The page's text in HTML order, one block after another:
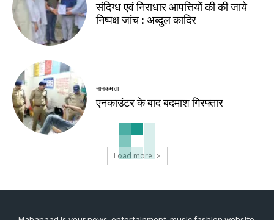
संदिग्ध एवं निराधार आपत्तियों की की जाये
निष्पक्ष जांच : अब्दुल कादिर
नानकमत्ता
एनकाउंटर के बाद बदमाश गिरफ्तार
Load more